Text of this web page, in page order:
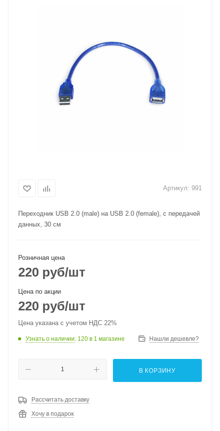
Артикул: 991
Переходник USB 2.0 (male) на USB 2.0 (female), с передачей
данных, 30 см
Розничная цена
220 руб/шт
Цена по акции
220 руб/шт
Цена указана с учетом НДС 22%
Узнать о наличии: 120 в 1 магазине Нашли дешевле?
В КОРЗИНУ
Рассчитать доставку
Хочу в подарок